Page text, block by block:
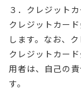
３．クレジット
クレジットカー
します。なお、
クレジットカー
用者は、自己の
す。